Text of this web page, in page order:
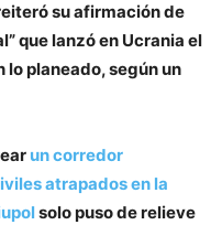
su afirmación de
que lanzó en Ucrania el
planeado, según un
un corredor
atrapados en la
solo puso de relieve